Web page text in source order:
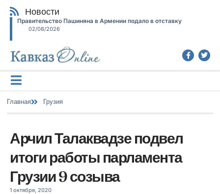
Новости
Правительство Пашиняна в Армении подало в отставку
02/08/2026
Главная Грузия
Арчил Талаквадзе подвел
итоги работы парламента
Грузии 9 созыва
1 октября, 2020